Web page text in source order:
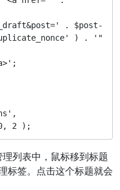
. $post-
) . '"
2 );
列表中，鼠标移到标题
标签。点击这个标题就会